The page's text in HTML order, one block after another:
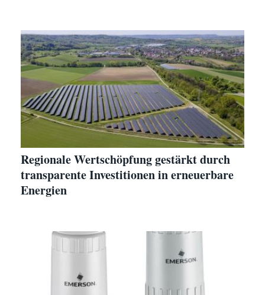
Regionale Wertschöpfung gestärkt durch
transparente Investitionen in erneuerbare
Energien